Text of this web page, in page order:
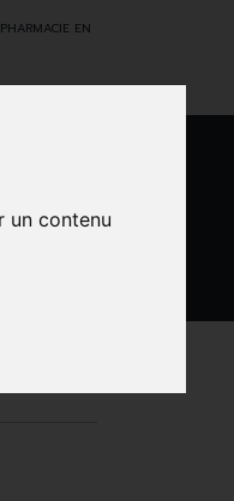
un contenu
EN